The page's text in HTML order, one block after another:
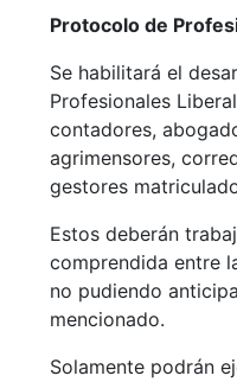
Protocolo de
Se habilitará el
Profesionales
contadores,
agrimensores,
gestores
Estos deberán
comprendida entre
no pudiendo
mencionado.
Solamente podrán